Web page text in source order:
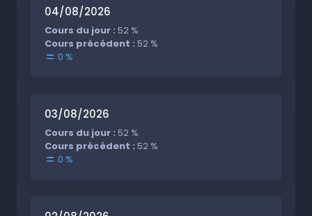
04/08/2026
Cours du jour : 52 %
Cours précédent : 52 %
0 %
03/08/2026
Cours du jour : 52 %
Cours précédent : 52 %
0 %